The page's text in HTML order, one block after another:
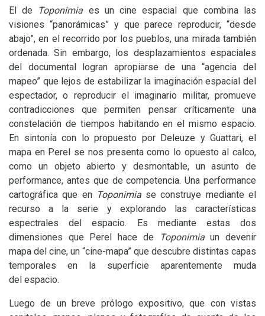
El de Toponimia es un cine espacial que combina las
visiones “panorámicas” y que parece reproducir, “desde
abajo”, en el recorrido por los pueblos, una mirada también
ordenada. Sin embargo, los desplazamientos espaciales
del documental logran apropiarse de una “agencia del
mapeo” que lejos de estabilizar la imaginación espacial del
espectador, o reproducir el imaginario militar, promueve
contradicciones que permiten pensar críticamente una
constelación de tiempos habitando en el mismo espacio.
En sintonía con lo propuesto por Deleuze y Guattari, el
mapa en Perel se nos presenta como lo opuesto al calco,
como un objeto abierto y desmontable, un asunto de
performance, antes que de competencia. Una performance
cartográfica que en Toponimiase construye mediante el
recurso a la serie y explorando las características
espectrales del espacio. Es mediante estas dos
dimensiones que Perel hace de
Toponimiaun devenir
mapa del cine, un “cine-mapa” que descubre distintas capas
temporales en la superficie aparentemente muda
del espacio.
Luego de un breve prólogo expositivo, que con vistas